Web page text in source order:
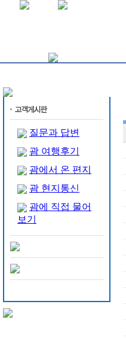
질문과 답변
괌 여행후기
괌에서 온 편지
괌 현지통신
괌에 직접 물어
보기